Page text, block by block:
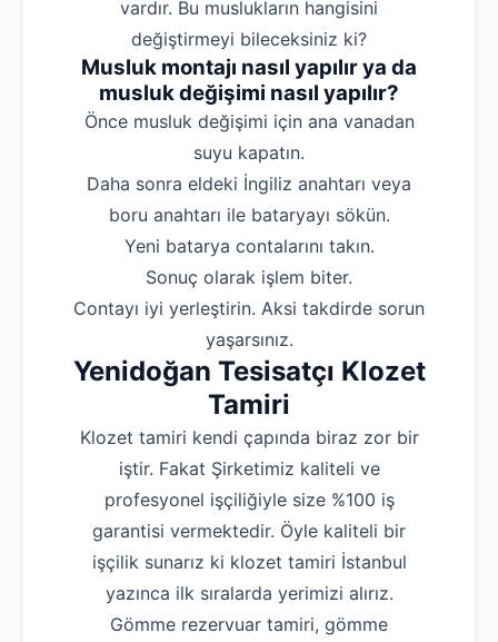
vardır. Bu muslukların hangisini
değiştirmeyi bileceksiniz ki?
Musluk montajı nasıl yapılır ya da
musluk değişimi nasıl yapılır?
‌Önce musluk değişimi için ana vanadan
suyu kapatın.
‌Daha sonra eldeki İngiliz anahtarı veya
boru anahtarı ile bataryayı sökün.
‌Yeni batarya contalarını takın.
‌Sonuç olarak işlem biter.
‌Contayı iyi yerleştirin. Aksi takdirde sorun
yaşarsınız.
Yenidoğan Tesisatçı Klozet
Tamiri
Klozet tamiri kendi çapında biraz zor bir
iştir. Fakat Şirketimiz kaliteli ve
profesyonel işçiliğiyle size %100 iş
garantisi vermektedir. Öyle kaliteli bir
işçilik sunarız ki klozet tamiri İstanbul
yazınca ilk sıralarda yerimizi alırız.
Gömme rezervuar tamiri, gömme